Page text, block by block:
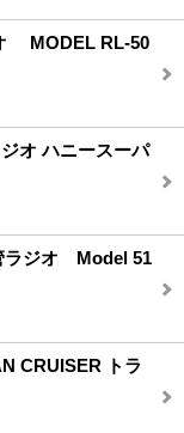
MODEL RL-50
オ ハニースーパ
ラジオ Model 51
CRUISER トラ